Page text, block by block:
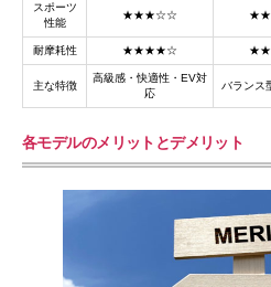
スポーツ
性能
★★★☆☆
耐摩耗性 ★★★★☆
主な特徴
高級感・快適性・EV対
応
バランス
各モデルのメリットとデメリット